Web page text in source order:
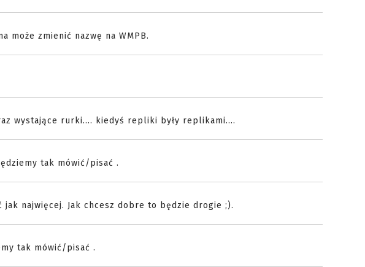
zmienić nazwę na WMPB.
wystające rurki.... kiedyś repliki były replikami....
tak mówić/pisać .
najwięcej. Jak chcesz dobre to będzie drogie ;).
tak mówić/pisać .